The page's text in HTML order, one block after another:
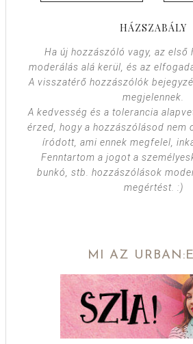
HÁZSZABÁLY
Ha új hozzászóló vagy, az első
moderálás alá kerül, és az
A visszatérő hozzászólók
megjelennek.
A kedvesség és a tolerancia
érzed, hogy a hozzászólásod nem
íródott, ami ennek megfelel,
Fenntartom a jogot a
bunkó, stb. hozzászólások
megértést. :)
MI AZ